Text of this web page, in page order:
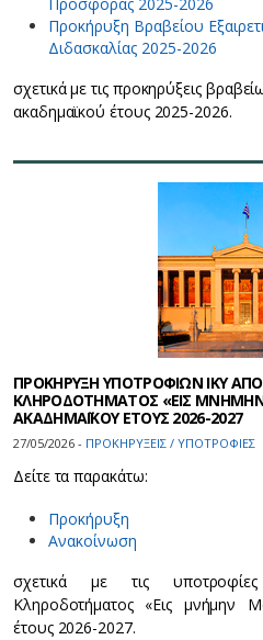
Προσφοράς 2025-2026
Προκήρυξη Βραβείου
Διδασκαλίας 2025-2026
σχετικά με τις προκηρύξεις
ακαδημαϊκού έτους 2025-2026.
ΠΡΟΚΗΡΥΞΗ ΥΠΟΤΡΟΦΙΩΝ ΙΚΥ
ΚΛΗΡΟΔΟΤΗΜΑΤΟΣ «ΕΙΣ
ΑΚΑΔΗΜΑΪΚΟΥ ΕΤΟΥΣ 2026-2027
27/05/2026 - ΠΡΟΚΗΡΥΞΕΙΣ / ΥΠΟΤΡΟΦΙΕΣ
Δείτε τα παρακάτω:
Προκήρυξη
Ανακοίνωση
σχετικά με τις
Κληροδοτήματος «Εις μνήμην
έτους 2026-2027.